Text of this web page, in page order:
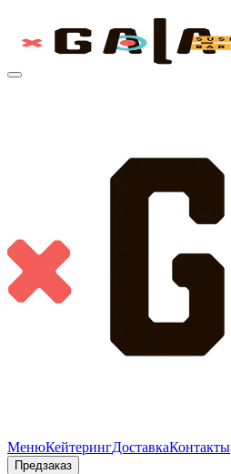
МенюКейтерингДоставкаКонтакты
Предзаказ